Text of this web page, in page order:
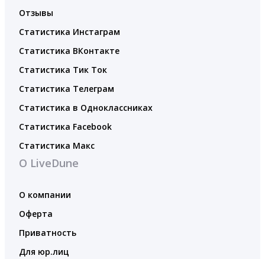
Отзывы
Статистика Инстаграм
Статистика ВКонтакте
Статистика Тик Ток
Статистика Телеграм
Статистика в Одноклассниках
Статистика Facebook
Статистика Макс
О LiveDune
О компании
Оферта
Приватность
Для юр.лиц